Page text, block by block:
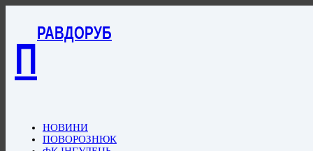
П
РАВДОРУБ
НОВИНИ
ПОВОРОЗНЮК